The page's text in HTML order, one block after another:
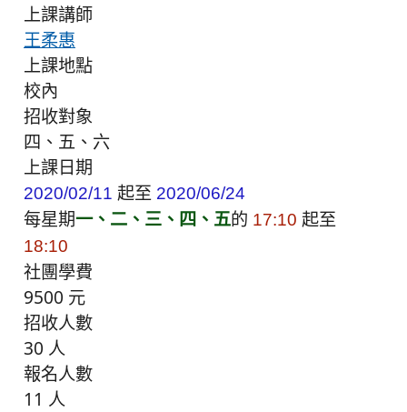
上課講師
王柔惠
上課地點
校內
招收對象
四、五、六
上課日期
2020/02/11 起至 2020/06/24
每星期一、二、三、四、五的 17:10 起至
18:10
社團學費
9500 元
招收人數
30 人
報名人數
11 人